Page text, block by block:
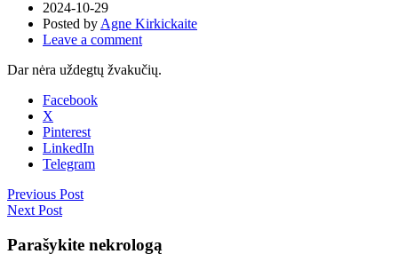
2024-10-29
Posted by Agne Kirkickaite
Leave a comment
Dar nėra uždegtų žvakučių.
Facebook
X
Pinterest
LinkedIn
Telegram
Previous Post
Next Post
Parašykite nekrologą